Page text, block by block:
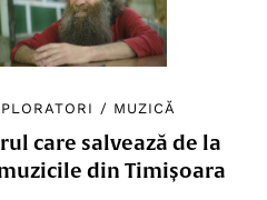
/ MUZICĂ
care salvează de la
din Timișoara